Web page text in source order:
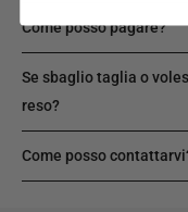
Come posso pagare?
Se sbaglio taglia o
reso?
Come posso